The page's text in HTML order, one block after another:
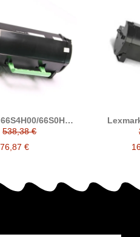
66S0HA0
compatible
538,38 €
€